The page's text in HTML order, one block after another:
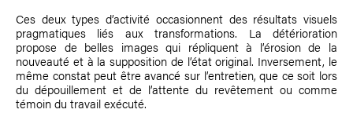
Ces deux types d’activité occasionnent des résultats visuels
pragmatiques liés aux transformations. La détérioration
propose de belles images qui répliquent à l’érosion de la
nouveauté et à la supposition de l’état original. Inversement, le
même constat peut être avancé sur l’entretien, que ce soit lors
du dépouillement et de l’attente du revêtement ou comme
témoin du travail exécuté.